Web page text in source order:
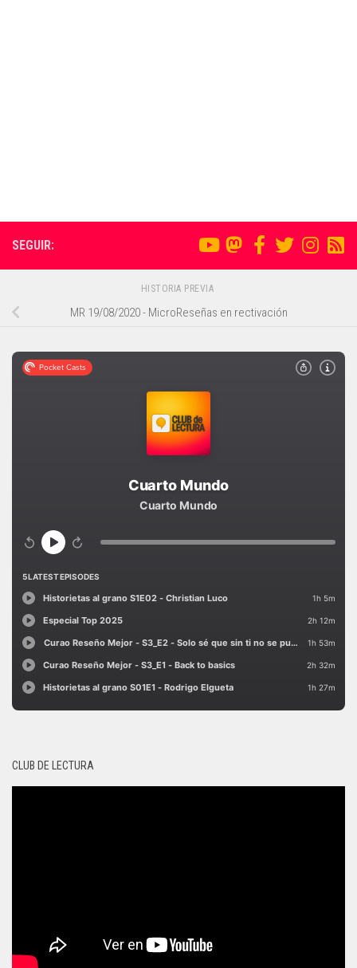
SEGUIR:
HISTORIA PREVIA
MR 19/08/2020 - MicroReseñas en rectivación
CLUB DE LECTURA